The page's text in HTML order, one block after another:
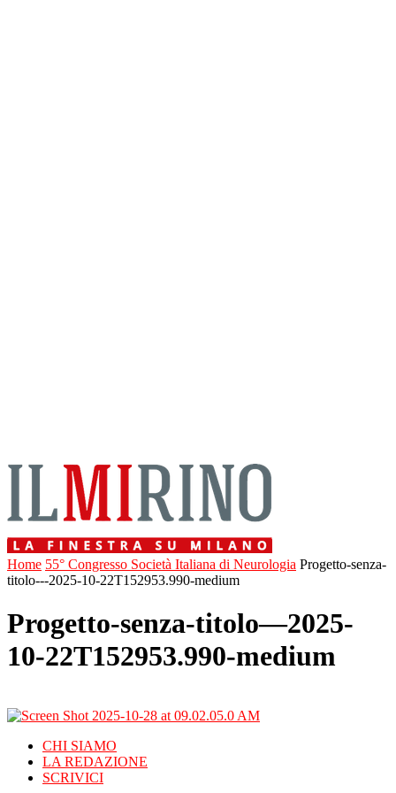
Home 55° Congresso Società Italiana di Neurologia Progetto-senza-
titolo---2025-10-22T152953.990-medium
Progetto-senza-titolo—2025-
10-22T152953.990-medium
CHI SIAMO
LA REDAZIONE
SCRIVICI